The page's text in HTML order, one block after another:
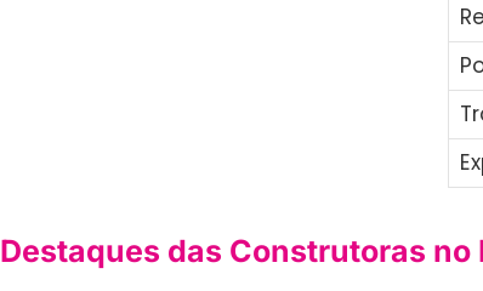
Destaques das Construtoras no